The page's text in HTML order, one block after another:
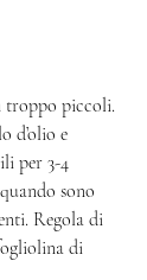
troppo piccoli.
d’olio e
per 3-4
sono
Regola di
di